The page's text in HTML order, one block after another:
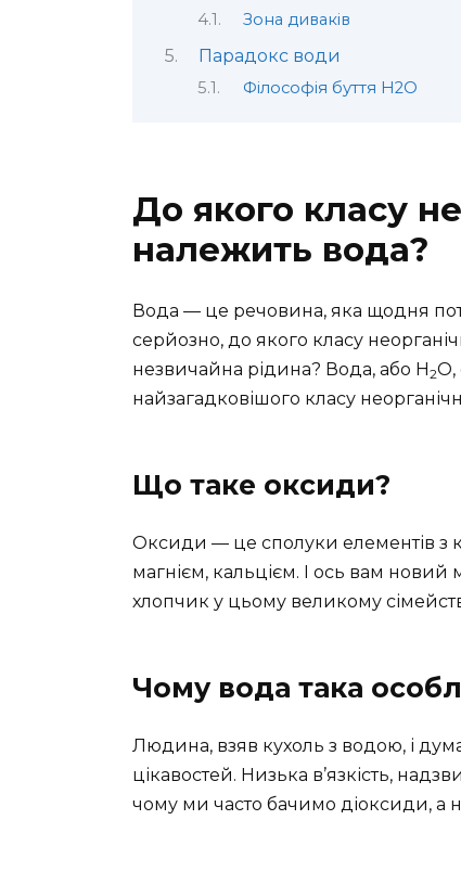
Зона диваків
Парадокс води
Філософія буття H2O
До якого класу
належить вода?
Вода — це речовина, яка щодня
серйозно, до якого класу
незвичайна рідина? Вода, або H 2O,
найзагадковішого класу
Що таке оксиди?
Оксиди — це сполуки елементів з
магнієм, кальцієм. І ось вам
хлопчик у цьому великому
Чому вода така
Людина, взяв кухоль з водою, і
цікавостей. Низька в’язкість,
чому ми часто бачимо діоксиди, а